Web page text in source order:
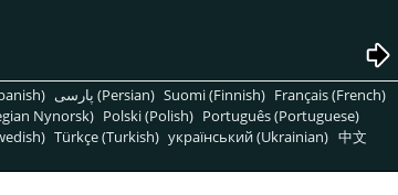
پارسی (Persian) Suomi (Finnish) Français (French)
Nynorsk) Polski (Polish) Português (Portuguese)
Türkçe (Turkish) український (Ukrainian) 中文